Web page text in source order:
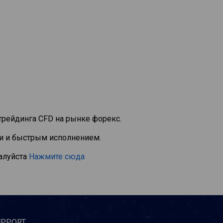
CFD на рынке форекс.
и быстрым исполнением.
Нажмите сюда